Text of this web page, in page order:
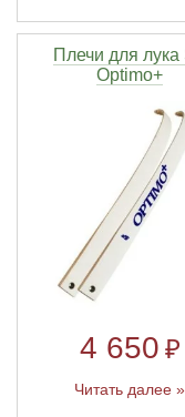
Плечи для лука
Optimo+
4 650 ₽
Читать далее »